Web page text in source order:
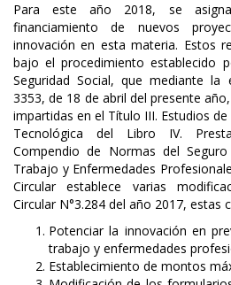
Para este año 2018, se
financiamiento de nuevos
innovación en esta materia. Estos
bajo el procedimiento establecido
Seguridad Social, que mediante la
3353, de 18 de abril del presente
impartidas en el Título III. Estudios
Tecnológica del Libro IV.
Compendio de Normas del
Trabajo y Enfermedades
Circular establece varias
Circular N°3.284 del año 2017, estas
Potenciar la innovación en
trabajo y enfermedades
Establecimiento de montos